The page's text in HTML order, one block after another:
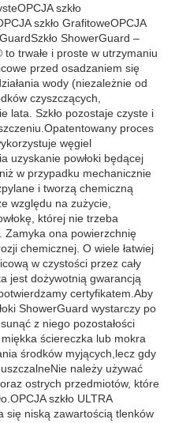
szkło
szkło GrafitoweOPCJA
ShowerGuard –
trwałe i proste w utrzymaniu
przed osadzaniem się
wody (niezależnie od
czyszczących,
lata. Szkło pozostaje czyste i
proces
węgiel
uzyskanie powłoki będącej
w przypadku mechanicznie
i tworzą chemiczną
względu na zużycie,
której nie trzeba
Zamyka ona powierzchnię
chemicznej. O wiele łatwiej
w czystości przez cały
jest dożywotnią gwarancją
certyfikatem.Aby
ShowerGuard wystarczy po
z niego pozostałości
ściereczka lub mokra
środków myjących,lecz gdy
należy używać
ostrych przedmiotów, które
szkło ULTRA
się niską zawartością tlenków